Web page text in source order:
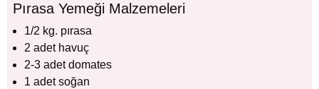
Pırasa Yemeği Malzemeleri
1/2 kg. pırasa
2 adet havuç
2-3 adet domates
1 adet soğan